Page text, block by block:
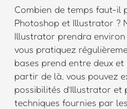
Combien de temps faut-il
Photoshop et Illustrator ?
Illustrator prendra environ
vous pratiquez
bases prend entre deux
partir de là, vous pouvez
possibilités d’Illustrator et
techniques fournies par